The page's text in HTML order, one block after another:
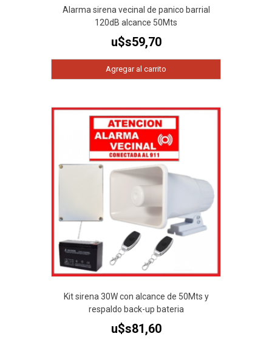
Alarma sirena vecinal de panico barrial
120dB alcance 50Mts
u$s59,70
Agregar al carrito
Kit sirena 30W con alcance de 50Mts y
respaldo back-up bateria
u$s81,60